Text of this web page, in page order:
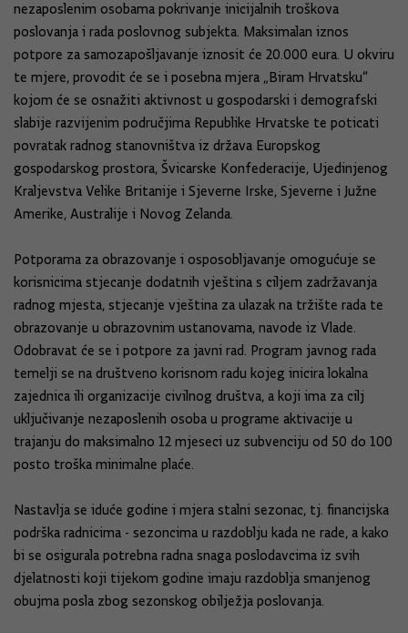
nezaposlenim osobama pokrivanje inicijalnih troškova
poslovanja i rada poslovnog subjekta. Maksimalan iznos
potpore za samozapošljavanje iznosit će 20.000 eura. U okviru
te mjere, provodit će se i posebna mjera „Biram Hrvatsku“
kojom će se osnažiti aktivnost u gospodarski i demografski
slabije razvijenim područjima Republike Hrvatske te poticati
povratak radnog stanovništva iz država Europskog
gospodarskog prostora, Švicarske Konfederacije, Ujedinjenog
Kraljevstva Velike Britanije i Sjeverne Irske, Sjeverne i Južne
Amerike, Australije i Novog Zelanda.
Potporama za obrazovanje i osposobljavanje omogućuje se
korisnicima stjecanje dodatnih vještina s ciljem zadržavanja
radnog mjesta, stjecanje vještina za ulazak na tržište rada te
obrazovanje u obrazovnim ustanovama, navode iz Vlade.
Odobravat će se i potpore za javni rad. Program javnog rada
temelji se na društveno korisnom radu kojeg inicira lokalna
zajednica ili organizacije civilnog društva, a koji ima za cilj
uključivanje nezaposlenih osoba u programe aktivacije u
trajanju do maksimalno 12 mjeseci uz subvenciju od 50 do 100
posto troška minimalne plaće.
Nastavlja se iduće godine i mjera stalni sezonac, tj. financijska
podrška radnicima - sezoncima u razdoblju kada ne rade, a kako
bi se osigurala potrebna radna snaga poslodavcima iz svih
djelatnosti koji tijekom godine imaju razdoblja smanjenog
obujma posla zbog sezonskog obilježja poslovanja.